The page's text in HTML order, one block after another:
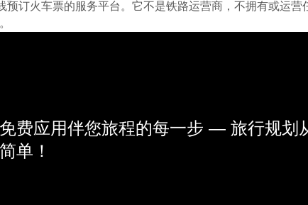
预订火车票的服务平台。它不是铁路运营商，不拥有或运
费应用伴您旅程的每一步 — 旅行规划
单！